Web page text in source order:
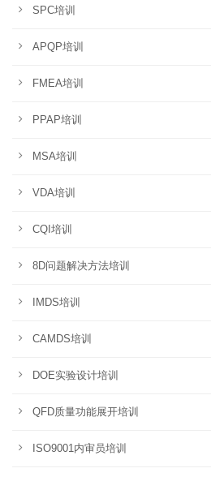
SPC培训
APQP培训
FMEA培训
PPAP培训
MSA培训
VDA培训
CQI培训
8D问题解决方法培训
IMDS培训
CAMDS培训
DOE实验设计培训
QFD质量功能展开培训
ISO9001内审员培训